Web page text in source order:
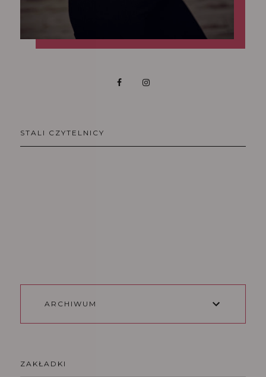
STALI CZYTELNICY
ARCHIWUM
ZAKŁADKI